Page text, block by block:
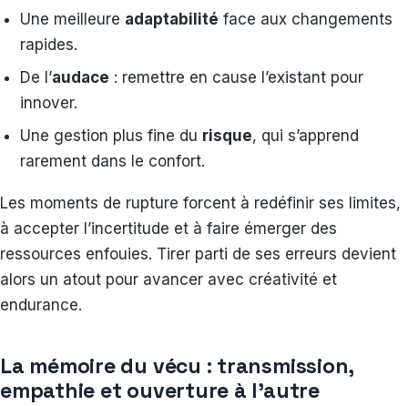
Une meilleure adaptabilité face aux changements
rapides.
De l’audace : remettre en cause l’existant pour
innover.
Une gestion plus fine du risque, qui s’apprend
rarement dans le confort.
Les moments de rupture forcent à redéfinir ses limites,
à accepter l’incertitude et à faire émerger des
ressources enfouies. Tirer parti de ses erreurs devient
alors un atout pour avancer avec créativité et
endurance.
La mémoire du vécu : transmission,
empathie et ouverture à l’autre